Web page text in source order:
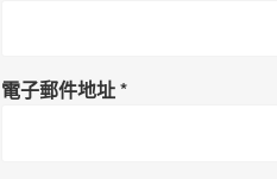
電子郵件地址*